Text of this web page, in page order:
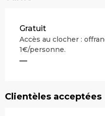
Tarifs 2026
Gratuit
Accès au clocher :
1€/personne.
—
Clientèles acceptées